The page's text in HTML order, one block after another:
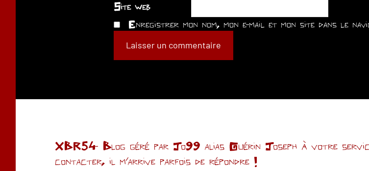
Site web
Enregistrer mon nom, mon e-mail et mon site dans le
XBR54- Blog géré par Jo99 alias Guérin Joseph à votre
contacter, il m'arrive parfois de répondre !